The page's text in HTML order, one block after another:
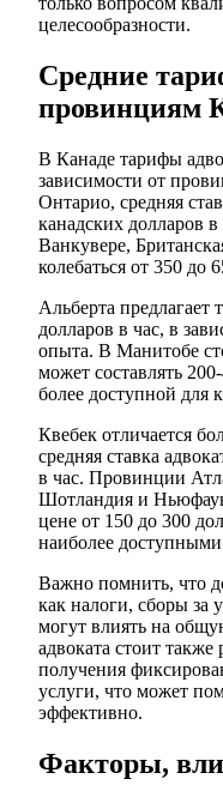
целесообразности.
Средние
провинциям
В Канаде тарифы
зависимости от
Онтарио, средняя
канадских долларов
Ванкувере,
колебаться от 350 до
Альберта предлагает
долларов в час, в
опыта. В Манитобе
может составлять
более доступной для
Квебек отличается
средняя ставка
в час. Провинции
Шотландия и
цене от 150 до 300
наиболее доступными
Важно помнить, что
как налоги, сборы за
могут влиять на
адвоката стоит также
получения
услуги, что может
эффективно.
Факторы,